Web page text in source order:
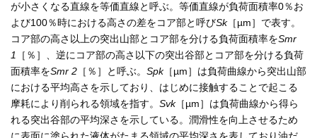
が小さくなる直線を等価直線と呼ぶ。等価直線が負荷面積率0％お
よび100％時における高さの差をコア部と呼びSk［µm］で表す。
コア部の高さ以上の突出山部とコア部を分ける負荷面積率をSmr
1
［％］、逆にコア部の高さ以下の突出谷部とコア部を分ける負荷
面積率をSmr 2 ［％］と呼ぶ。 Spk［µm］は負荷曲線から突出山部
における平均高さを示しており、はじめに接触することで起こる
摩耗により削られる領域を指す。 Svk［µm］は負荷曲線から得ら
れる突出谷部の平均深さを示している。潤滑性を向上させるため